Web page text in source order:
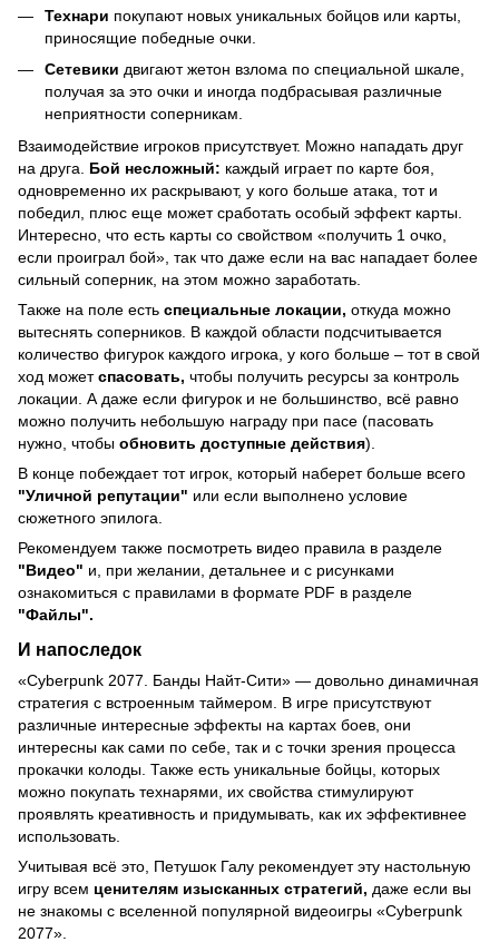
Технари покупают новых уникальных бойцов или карты,
приносящие победные очки.
Сетевики двигают жетон взлома по специальной шкале,
получая за это очки и иногда подбрасывая различные
неприятности соперникам.
Взаимодействие игроков присутствует. Можно нападать друг
на друга. Бой несложный: каждый играет по карте боя,
одновременно их раскрывают, у кого больше атака, тот и
победил, плюс еще может сработать особый эффект карты.
Интересно, что есть карты со свойством «получить 1 очко,
если проиграл бой», так что даже если на вас нападает более
сильный соперник, на этом можно заработать.
Также на поле есть специальные локации, откуда можно
вытеснять соперников. В каждой области подсчитывается
количество фигурок каждого игрока, у кого больше – тот в свой
ход можетспасовать, чтобы получить ресурсы за контроль
локации. А даже если фигурок и не большинство, всё равно
можно получить небольшую награду при пасе (пасовать
нужно, чтобы обновить доступные действия).
В конце побеждает тот игрок, который наберет больше всего
"Уличной репутации" или если выполнено условие
сюжетного эпилога.
Рекомендуем также посмотреть видео правила в разделе
"Видео" и, при желании, детальнее и с рисунками
ознакомиться с правилами в формате PDF в разделе
"Файлы".
И напоследок
«Cyberpunk 2077. Банды Найт-Сити» — довольно динамичная
стратегия с встроенным таймером. В игре присутствуют
различные интересные эффекты на картах боев, они
интересны как сами по себе, так и с точки зрения процесса
прокачки колоды. Также есть уникальные бойцы, которых
можно покупать технарями, их свойства стимулируют
проявлять креативность и придумывать, как их эффективнее
использовать.
Учитывая всё это, Петушок Галу рекомендует эту настольную
игру всем ценителям изысканных стратегий, даже если вы
не знакомы с вселенной популярной видеоигры «Cyberpunk
2077».